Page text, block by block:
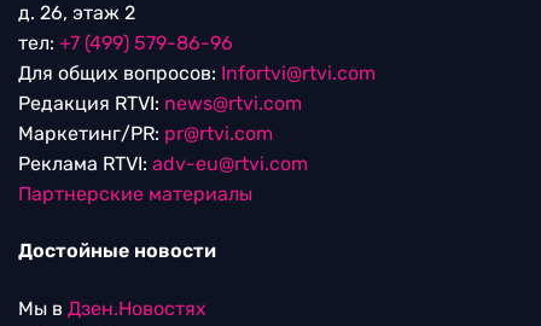
д. 26, этаж 2
тел: +7 (499) 579-86-96
Для общих вопросов: Infortvi@rtvi.com
Редакция RTVI: news@rtvi.com
Маркетинг/PR: pr@rtvi.com
Реклама RTVI: adv-eu@rtvi.com
Партнерские материалы
Достойные новости
Мы в Дзен.Новостях